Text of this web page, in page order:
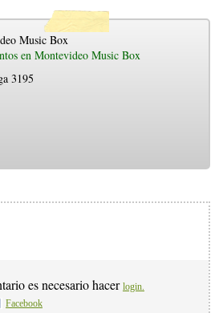
Music Box
en Montevideo Music Box
3195
es necesario hacer login.
Facebook